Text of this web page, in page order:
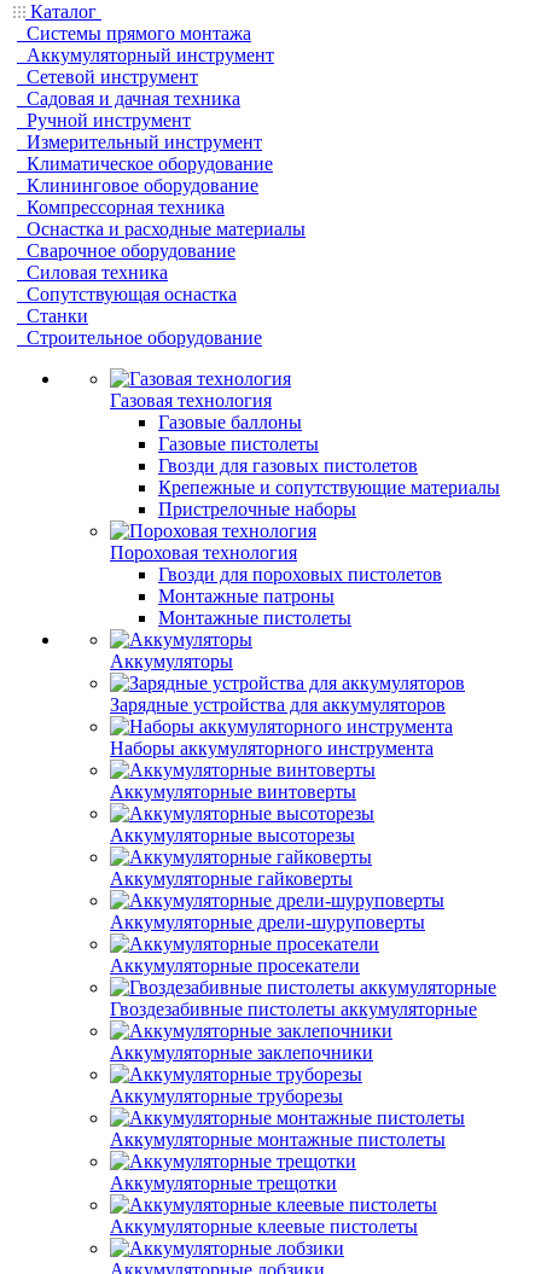
Каталог
Системы прямого монтажа
Аккумуляторный инструмент
Сетевой инструмент
Садовая и дачная техника
Ручной инструмент
Измерительный инструмент
Климатическое оборудование
Клининговое оборудование
Компрессорная техника
Оснастка и расходные материалы
Сварочное оборудование
Силовая техника
Сопутствующая оснастка
Станки
Строительное оборудование
Газовая технология
Газовые баллоны
Газовые пистолеты
Гвозди для газовых пистолетов
Крепежные и сопутствующие материалы
Пристрелочные наборы
Пороховая технология
Гвозди для пороховых пистолетов
Монтажные патроны
Монтажные пистолеты
Аккумуляторы
Зарядные устройства для аккумуляторов
Наборы аккумуляторного инструмента
Аккумуляторные винтоверты
Аккумуляторные высоторезы
Аккумуляторные гайковерты
Аккумуляторные дрели-шуруповерты
Аккумуляторные просекатели
Гвоздезабивные пистолеты аккумуляторные
Аккумуляторные заклепочники
Аккумуляторные труборезы
Аккумуляторные монтажные пистолеты
Аккумуляторные трещотки
Аккумуляторные клеевые пистолеты
Аккумуляторные лобзики